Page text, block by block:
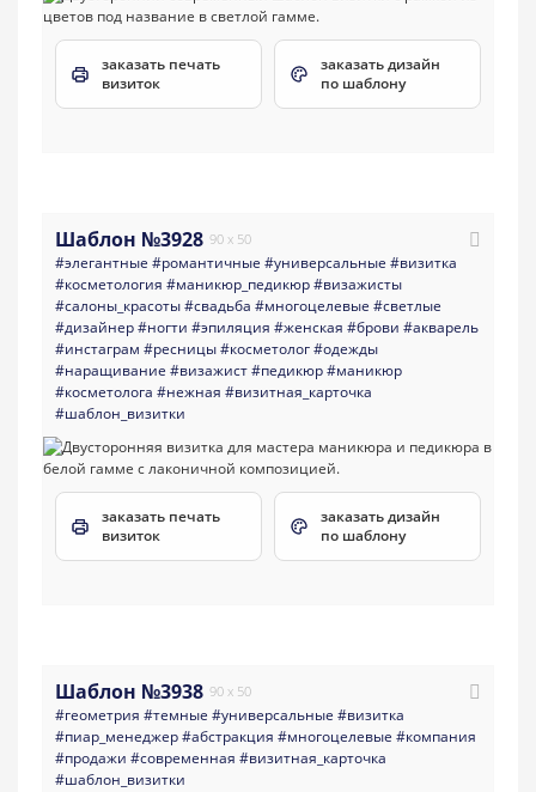
заказать печать
визиток
заказать дизайн
по шаблону
Шаблон №3928 90 x 50
#элегантные #романтичные #универсальные #визитка
#косметология #маникюр_педикюр#визажисты
#салоны_красоты#свадьба #многоцелевые #светлые
#дизайнер#ногти #эпиляция #женская #брови #акварель
#инстаграм #ресницы#косметолог#одежды
#наращивание #визажист#педикюр#маникюр
#косметолога #нежная #визитная_карточка
#шаблон_визитки
заказать печать
визиток
заказать дизайн
по шаблону
Шаблон №3938 90 x 50
#геометрия #темные #универсальные #визитка
#пиар_менеджер#абстракция #многоцелевые #компания
#продажи #современная #визитная_карточка
#шаблон_визитки